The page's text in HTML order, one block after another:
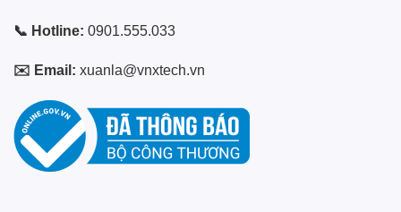
📞 Hotline: 0901.555.033
✉️ Email: xuanla@vnxtech.vn